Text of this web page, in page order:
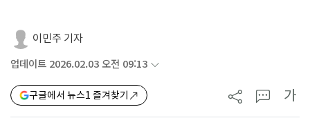
이민주 기자
업데이트 2026.02.03 오전 09:13
구글에서 뉴스1 즐겨찾기 가